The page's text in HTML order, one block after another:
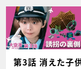
第3話 消えた子